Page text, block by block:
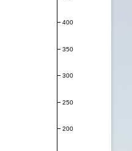
200
250
300
350
400